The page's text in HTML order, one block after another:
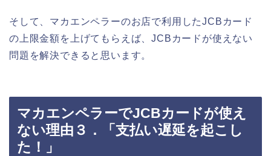
そして、マカエンペラーのお店で利用したJCBカード
の上限金額を上げてもらえば、JCBカードが使えない
問題を解決できると思います。
マカエンペラーでJCBカードが使え
ない理由３．「支払い遅延を起こし
た！」